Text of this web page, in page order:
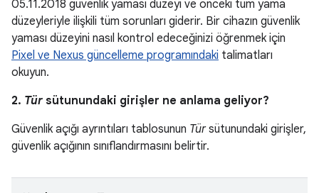
05.11.2018 güvenlik yaması düzeyi ve önceki tüm yama
düzeyleriyle ilişkili tüm sorunları giderir. Bir cihazın güvenlik
yaması düzeyini nasıl kontrol edeceğinizi öğrenmek için
Pixel ve Nexus güncelleme programındaki talimatları
okuyun.
2. Tür sütunundaki girişler ne anlama geliyor?
Güvenlik açığı ayrıntıları tablosunun Türsütunundaki girişler,
güvenlik açığının sınıflandırmasını belirtir.